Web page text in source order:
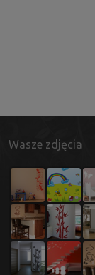
Wasze zdjęcia